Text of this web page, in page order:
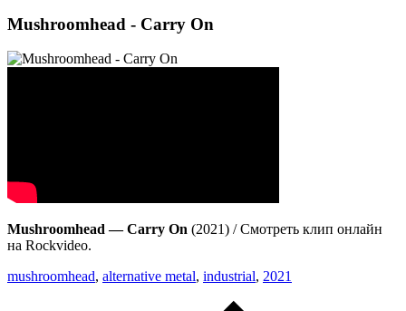
Mushroomhead - Carry On
Mushroomhead — Carry On (2021) / Смотреть клип онлайн
на Rockvideo.
mushroomhead, alternative metal, industrial, 2021